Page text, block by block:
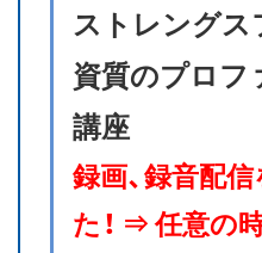
ストレング
資質のプロフ
講座
録画、録音配
た！ ⇒ 任意の